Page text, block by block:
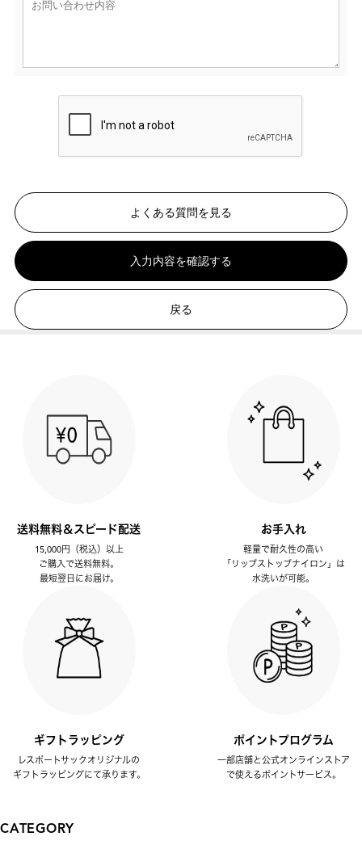
よくある質問を見る
入力内容を確認する
戻る
送料無料＆スピード配送
15,000円（税込）以上
ご購入で送料無料。
最短翌日にお届け。
お手入れ
軽量で耐久性の高い
「リップストップナイロン」は
水洗いが可能。
ギフトラッピング
レスポートサックオリジナルの
ギフトラッピングにて承ります。
ポイントプログラム
一部店舗と公式オンラインストア
で使えるポイントサービス。
CATEGORY